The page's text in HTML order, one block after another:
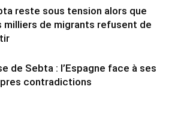
reste sous tension alors que
milliers de migrants refusent de
de Sebta : l’Espagne face à ses
contradictions